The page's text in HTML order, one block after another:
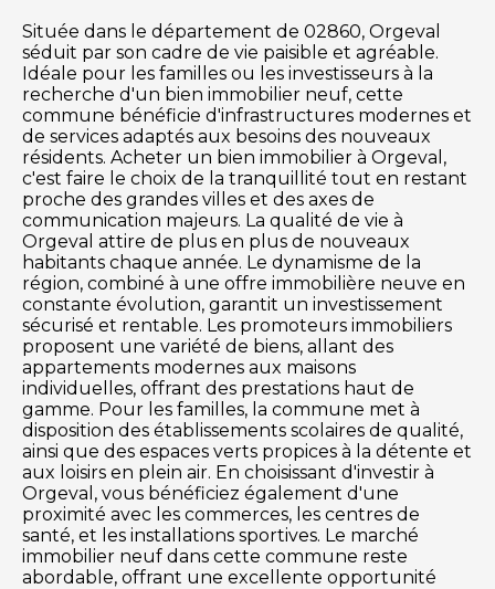
Située dans le département de 02860, Orgeval
séduit par son cadre de vie paisible et agréable.
Idéale pour les familles ou les investisseurs à la
recherche d'un bien immobilier neuf, cette
commune bénéficie d'infrastructures modernes et
de services adaptés aux besoins des nouveaux
résidents. Acheter un bien immobilier à Orgeval,
c'est faire le choix de la tranquillité tout en restant
proche des grandes villes et des axes de
communication majeurs. La qualité de vie à
Orgeval attire de plus en plus de nouveaux
habitants chaque année. Le dynamisme de la
région, combiné à une offre immobilière neuve en
constante évolution, garantit un investissement
sécurisé et rentable. Les promoteurs immobiliers
proposent une variété de biens, allant des
appartements modernes aux maisons
individuelles, offrant des prestations haut de
gamme. Pour les familles, la commune met à
disposition des établissements scolaires de qualité,
ainsi que des espaces verts propices à la détente et
aux loisirs en plein air. En choisissant d'investir à
Orgeval, vous bénéficiez également d'une
proximité avec les commerces, les centres de
santé, et les installations sportives. Le marché
immobilier neuf dans cette commune reste
abordable, offrant une excellente opportunité